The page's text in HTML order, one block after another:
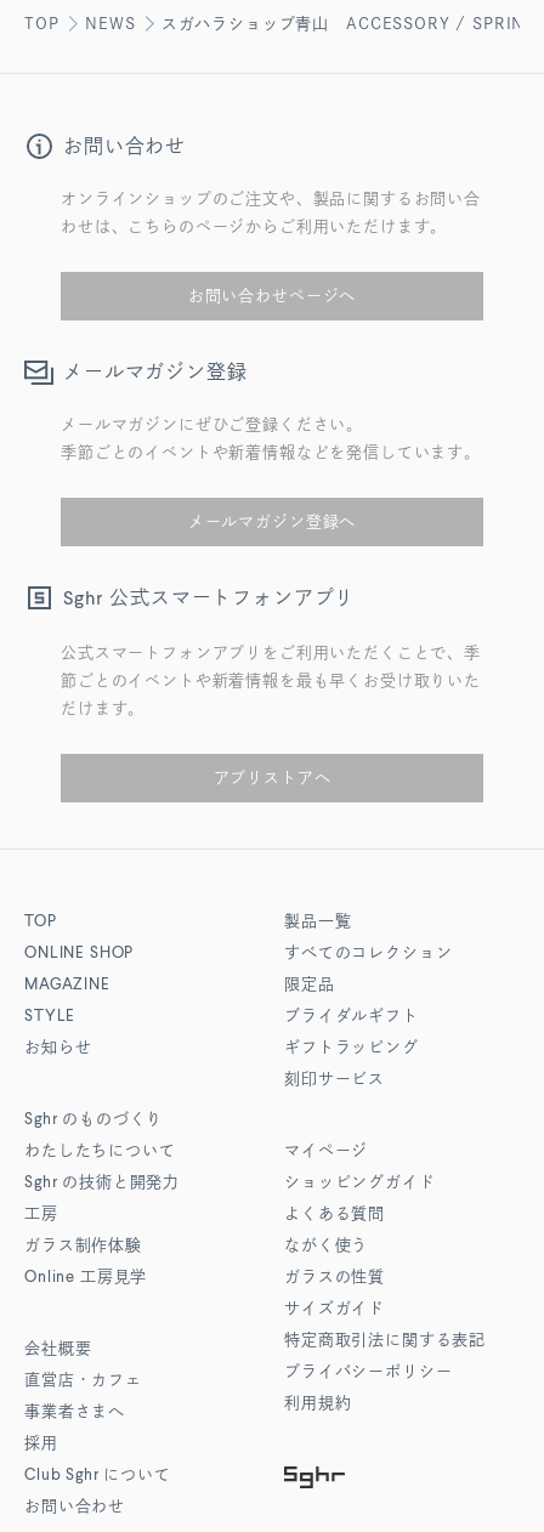
TOP NEWS スガハラショップ青山 ACCESSORY /
お問い合わせ
オンラインショップのご注文や、製品に関するお問い合
わせは、こちらのページからご利用いただけます。
お問い合わせページへ
メールマガジン登録
メールマガジンにぜひご登録ください。
季節ごとのイベントや新着情報などを発信しています。
メールマガジン登録へ
Sghr 公式スマートフォンアプリ
公式スマートフォンアプリをご利用いただくことで、季
節ごとのイベントや新着情報を最も早くお受け取りいた
だけます。
アプリストアへ
TOP
ONLINE SHOP
MAGAZINE
STYLE
お知らせ
Sghr のものづくり
わたしたちについて
Sghr の技術と開発力
工房
ガラス制作体験
Online 工房見学
会社概要
直営店・カフェ
事業者さまへ
採用
Club Sghr について
お問い合わせ
製品一覧
すべてのコレクション
限定品
ブライダルギフト
ギフトラッピング
刻印サービス
マイページ
ショッピングガイド
よくある質問
ながく使う
ガラスの性質
サイズガイド
特定商取引法に関する表記
プライバシーポリシー
利用規約